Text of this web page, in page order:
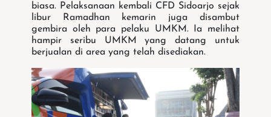
biasa. Pelaksanaan kembali CFD Sidoarjo sejak
libur Ramadhan kemarin juga disambut
gembira oleh para pelaku UMKM. Ia melihat
hampir seribu UMKM yang datang untuk
berjualan di area yang telah disediakan.